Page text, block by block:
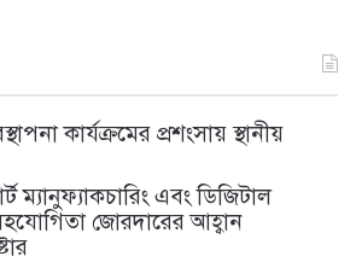
কার্যক্রমের প্রশংসায় স্থানীয়
ম্যানুফ্যাকচারিং এবং ডিজিটাল
জোরদারের আহ্বান